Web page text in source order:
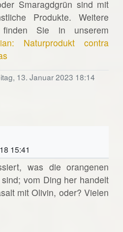
Smaragdgrün sind mit
Produkte. Weitere
finden Sie in unserem
Naturprodukt contra
13. Januar 2023 18:14
15:41
was die orangenen
vom Ding her handelt
mit Olivin, oder? Vielen